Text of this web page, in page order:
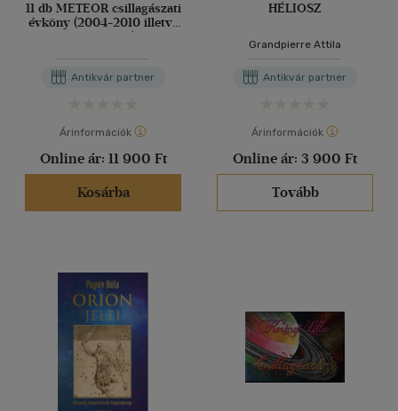
11 db METEOR csillagászati
évköny (2004-2010 illetve
2013-2016)
Antikvár partner
Árinformációk
Online ár: 11 900 Ft
Kosárba
HÉLIOSZ
Grandpierre Attila
Antikvár partner
Árinformációk
Online ár: 3 900 Ft
Tovább